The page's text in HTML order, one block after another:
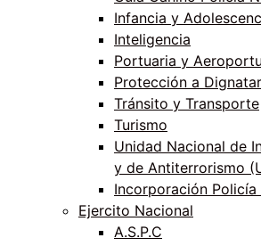
Infancia y
Inteligencia
Portuaria y
Protección a
Tránsito y Transporte
Turismo
Unidad Nacional de
y de Antiterrorismo
Incorporación Policía
Ejercito Nacional
A.S.P.C